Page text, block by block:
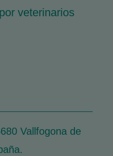
veterinarios
Vallfogona de